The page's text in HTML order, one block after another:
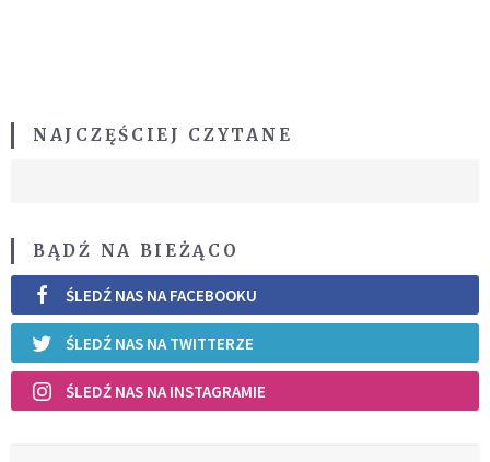
NAJCZĘŚCIEJ CZYTANE
BĄDŹ NA BIEŻĄCO
ŚLEDŹ NAS NA FACEBOOKU
ŚLEDŹ NAS NA TWITTERZE
ŚLEDŹ NAS NA INSTAGRAMIE